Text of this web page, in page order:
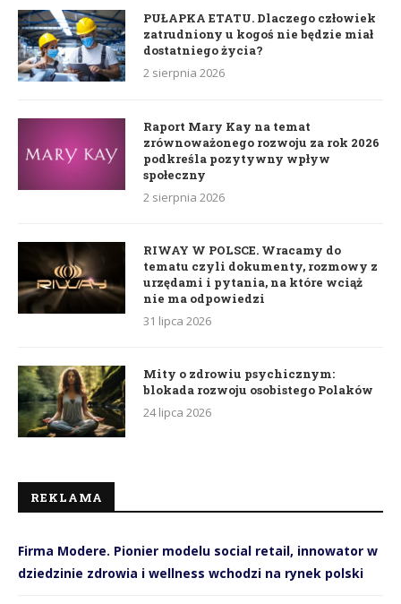
PUŁAPKA ETATU. Dlaczego człowiek
zatrudniony u kogoś nie będzie miał
dostatniego życia?
2 sierpnia 2026
Raport Mary Kay na temat
zrównoważonego rozwoju za rok 2026
podkreśla pozytywny wpływ
społeczny
2 sierpnia 2026
RIWAY W POLSCE. Wracamy do
tematu czyli dokumenty, rozmowy z
urzędami i pytania, na które wciąż
nie ma odpowiedzi
31 lipca 2026
Mity o zdrowiu psychicznym:
blokada rozwoju osobistego Polaków
24 lipca 2026
REKLAMA
Firma Modere. Pionier modelu social retail, innowator w
dziedzinie zdrowia i wellness wchodzi na rynek polski